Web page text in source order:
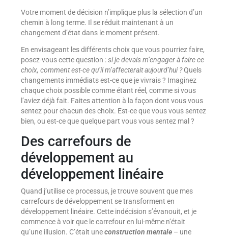
Votre moment de décision n’implique plus la sélection d’un
chemin à long terme. Il se réduit maintenant à un
changement d’état dans le moment présent.
En envisageant les différents choix que vous pourriez faire,
posez-vous cette question :si je devais m’engager à faire ce
choix, comment est-ce qu’il m’affecterait aujourd’hui ?Quels
changements immédiats est-ce que je vivrais ? Imaginez
chaque choix possible comme étant réel, comme si vous
l’aviez déjà fait. Faites attention à la façon dont vous vous
sentez pour chacun des choix. Est-ce que vous vous sentez
bien, ou est-ce que quelque part vous vous sentez mal ?
Des carrefours de
développement au
développement linéaire
Quand j’utilise ce processus, je trouve souvent que mes
carrefours de développement se transforment en
développement linéaire. Cette indécision s’évanouit, et je
commence à voir que le carrefour en lui-même n’était
qu’une illusion. C’était uneconstruction mentale – une